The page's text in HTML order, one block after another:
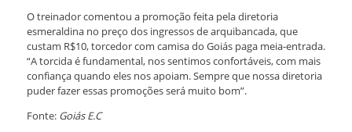
O treinador comentou a promoção feita pela diretoria
esmeraldina no preço dos ingressos de arquibancada, que
custam R$10, torcedor com camisa do Goiás paga meia-entrada.
“A torcida é fundamental, nos sentimos confortáveis, com mais
confiança quando eles nos apoiam. Sempre que nossa diretoria
puder fazer essas promoções será muito bom”.
Fonte: Goiás E.C